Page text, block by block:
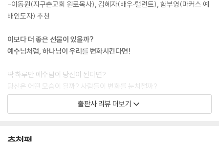
모든 불편을 피해갈 수 있잖아." 당신이라면 그러겠는가? 말도 안된다! 당
줄 수 없는 일이 있는 법이다.
그 일 중 하나가 바로 하나님과 시간을 보내는 일이다. --- 「4. 하나님의 음
우리 마음의 일부에는 이미 쓰레기가 널려 있음을 당신은 인정해야 한다.
하찮은 오물이 와서 문을 두드려도 우리는 문을 활짝 열어젖힌다. 분노가
들이닥쳐도 들여보낸다. 복수가 머무를 곳을 찾아도 의자를 내준다. 연민
-이동원(지구촌교회 원로목사), 김혜자(배우·탤런트), 함부영(마커스 예
배인도자) 추천
이보다 더 좋은 선물이 있을까?
예수님처럼, 하나님이 우리를 변화시킨다면!
딱 하루만 예수님이 당신이 된다면?
당신은 어떤 모습이 될까? 사람들이 변화를 눈치챌까?
당신의 가족들한테 뭔가 새로운 모습이 눈에 띌까?
당신의 직장동료들은 차이를 감지할까?
출판사 리뷰 더보기